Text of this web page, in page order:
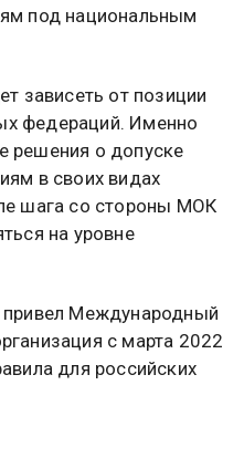
под национальным
зависеть от позиции
федераций. Именно
решения о допуске
в своих видах
шага со стороны МОК
на уровне
привел Международный
с марта 2022
для российских